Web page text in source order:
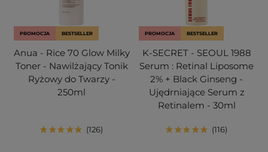
PROMOCJA BESTSELLER
Anua - Rice 70 Glow Milky
Toner - Nawilżający Tonik
Ryżowy do Twarzy -
250ml
126
PROMOCJA BESTSELLER
K-SECRET - SEOUL 1988
Serum : Retinal Liposome
2% + Black Ginseng -
Ujędrniające Serum z
Retinalem - 30ml
116